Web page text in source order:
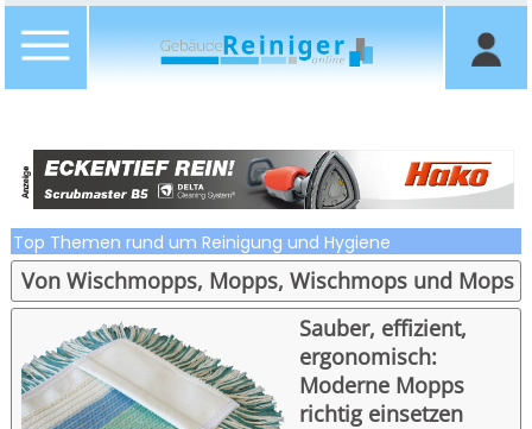
Top Themen rund um Reinigung und Hygiene
Von Wischmopps, Mopps, Wischmops und Mops
Sauber, effizient,
ergonomisch:
Moderne Mopps
richtig einsetzen